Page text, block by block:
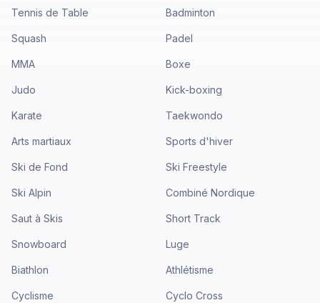
Tennis de Table Badminton
Squash Padel
MMA Boxe
Judo Kick-boxing
Karate Taekwondo
Arts martiaux Sports d'hiver
Ski de Fond Ski Freestyle
Ski Alpin Combiné Nordique
Saut à Skis Short Track
Snowboard Luge
Biathlon Athlétisme
Cyclisme Cyclo Cross